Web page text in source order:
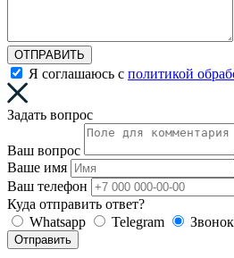
ОТПРАВИТЬ
Я соглашаюсь с политикой
Задать вопрос
Ваш вопрос
Ваше имя
Ваш телефон
Куда отправить ответ?
Whatsapp
Telegram Звонок
Отправить